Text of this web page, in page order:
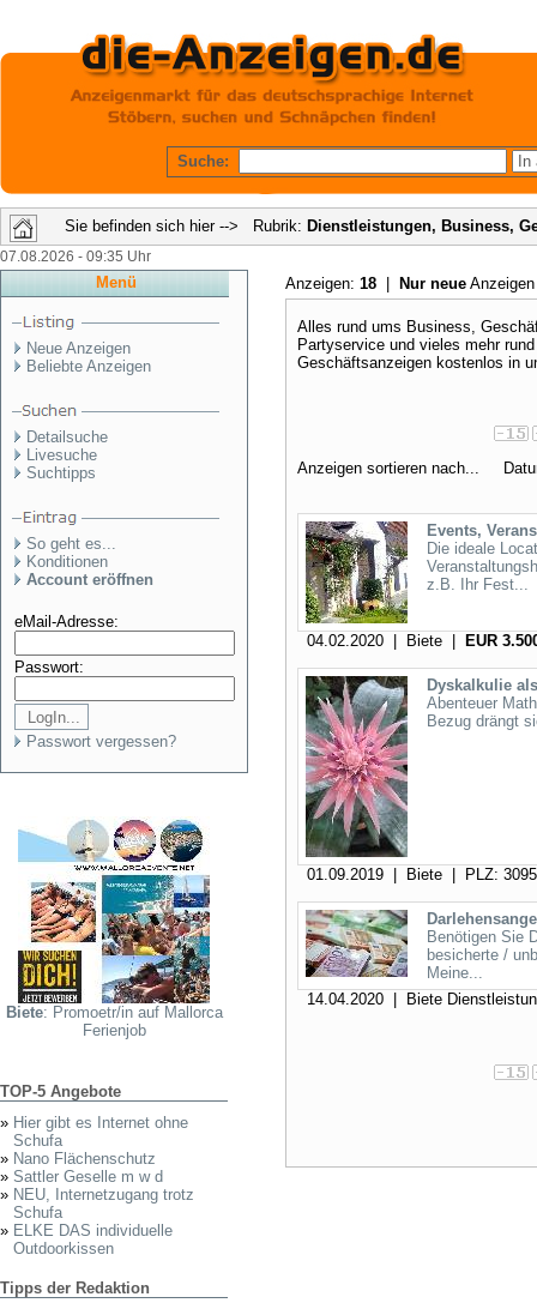
Suche:
Sie befinden sich hier --> Rubrik: Dienstleistungen, Business,
07.08.2026 - 09:35 Uhr
Menü
Neue Anzeigen
Beliebte Anzeigen
Detailsuche
Livesuche
Suchtipps
So geht es...
Konditionen
Account eröffnen
eMail-Adresse:
Passwort:
Passwort vergessen?
Biete: Promoetr/in auf Mallorca
Ferienjob
TOP-5 Angebote
» Hier gibt es Internet ohne
Schufa
» Nano Flächenschutz
» Sattler Geselle m w d
» NEU, Internetzugang trotz
Schufa
» ELKE DAS individuelle
Outdoorkissen
Tipps der Redaktion
Anzeigen: 18 Nur neue
Alles rund ums Business,
Partyservice und vieles mehr
Geschäftsanzeigen kostenlos in
Anzeigen sortieren nach...
Events,
Die ideale
z.B. Ihr Fest...
04.02.2020 | Biete | EUR
Dyskalkulie
Abenteuer
Bezug drängt
01.09.2019 | Biete | PLZ:
Benötigen Sie
besicherte /
Meine...
14.04.2020 | Biete